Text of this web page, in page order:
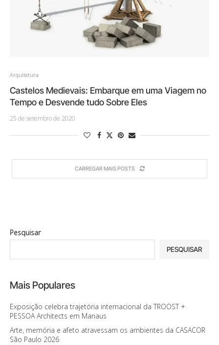
Arquitetura
Castelos Medievais: Embarque em uma Viagem no
Tempo e Desvende tudo Sobre Eles
25 de setembro de 2020
CARREGAR MAIS POSTS
Pesquisar
PESQUISAR
Mais Populares
Exposição celebra trajetória internacional da TROOST +
PESSOA Architects em Manaus
Arte, memória e afeto atravessam os ambientes da CASACOR
São Paulo 2026